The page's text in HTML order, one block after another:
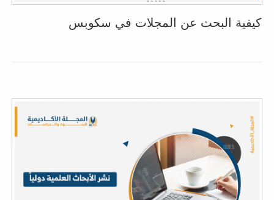
كيفية البحث عن المجلات في سكوبس